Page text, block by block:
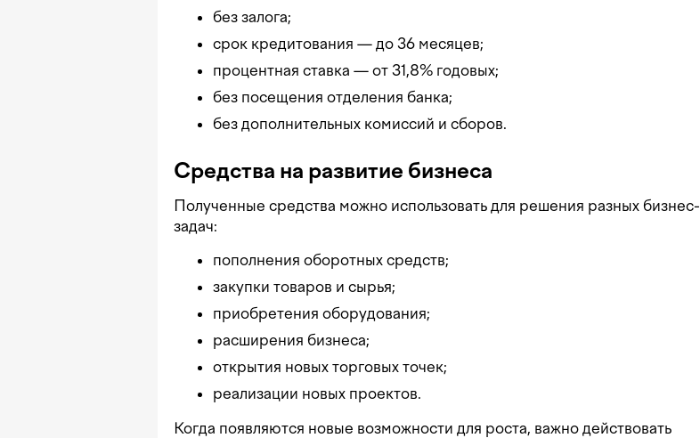
без залога;
срок кредитования — до 36 месяцев;
процентная ставка — от 31,8% годовых;
без посещения отделения банка;
без дополнительных комиссий и сборов.
Средства на развитие бизнеса
Полученные средства можно использовать для решения разных бизнес-
задач:
пополнения оборотных средств;
закупки товаров и сырья;
приобретения оборудования;
расширения бизнеса;
открытия новых торговых точек;
реализации новых проектов.
Когда появляются новые возможности для роста, важно действовать